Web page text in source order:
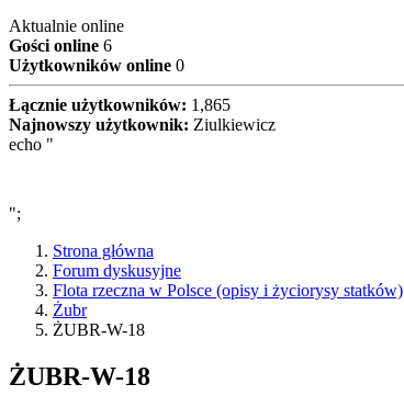
Aktualnie online
Gości online 6
Użytkowników online 0
Łącznie użytkowników: 1,865
Najnowszy użytkownik: Ziulkiewicz
echo "
";
Strona główna
Forum dyskusyjne
Flota rzeczna w Polsce (opisy i życiorysy statków)
Żubr
ŻUBR-W-18
ŻUBR-W-18